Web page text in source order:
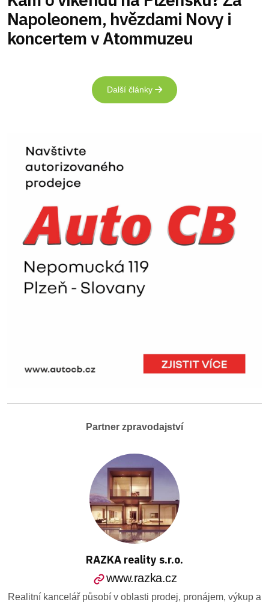
Napoleonem, hvězdami Novy i
koncertem v Atommuzeu
Další články
Partner zpravodajství
RAZKA reality s.r.o.
www.razka.cz
Realitní kancelář působí v oblasti prodej, pronájem, výkup a